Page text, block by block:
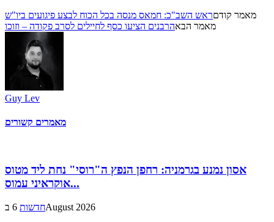
מאמר קודםראש השב"כ: חמאס מנסה בכל הכוח לבצע פיגועים ביו"ש
מאמר הבאהרבנים הציעו כסף לחיילים לסרב פקודה – וזוכו
Guy Lev
מאמרים קשורים
אסון נמנע בגרמניה: רחפן הנפץ ה"רוסי" נחת ליד מטוס
אוקראיני עמוס...
חדשות6 בAugust 2026